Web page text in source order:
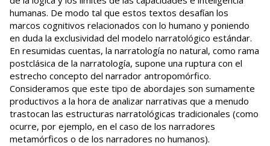
humanas. De modo tal que estos textos desafían los
marcos cognitivos relacionados con lo humano y poniendo
en duda la exclusividad del modelo narratológico estándar.
En resumidas cuentas, la narratología no natural, como rama
postclásica de la narratología, supone una ruptura con el
estrecho concepto del narrador antropomórfico.
Consideramos que este tipo de abordajes son sumamente
productivos a la hora de analizar narrativas que a menudo
trastocan las estructuras narratológicas tradicionales (como
ocurre, por ejemplo, en el caso de los narradores
metamórficos o de los narradores no humanos).